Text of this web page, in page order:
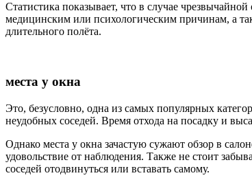
Статистика показывает, что в случае
медицинским или психологическим причинам, а
длительного полёта.
места у окна
Это, безусловно, одна из самых популярных
неудобных соседей. Время отхода на посадку и
Однако места у окна зачастую сужают обзор в
удовольствие от наблюдения. Также не стоит
соседей отодвинуться или вставать самому.